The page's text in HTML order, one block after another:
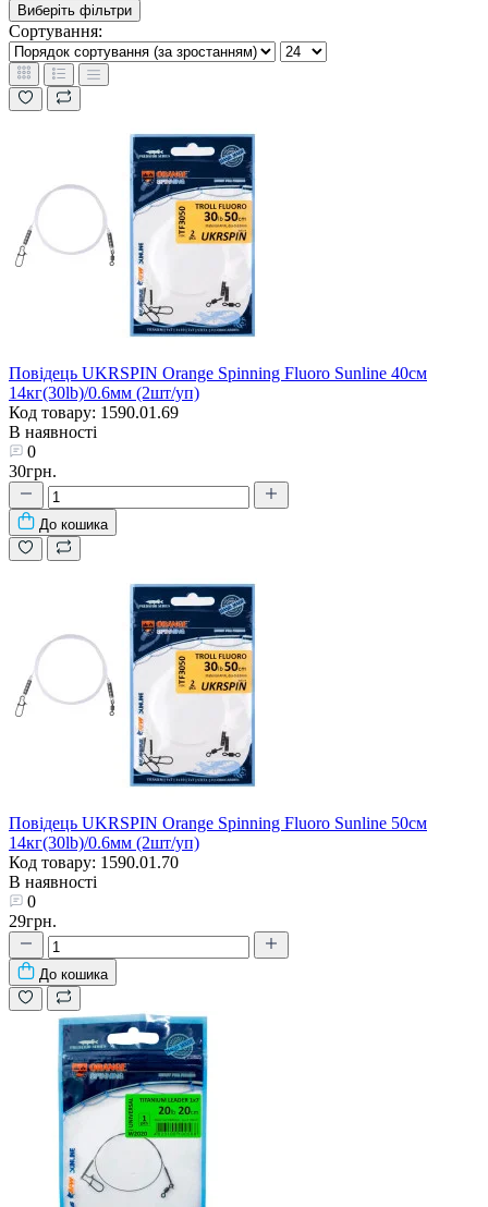
Виберіть фільтри
Сортування:
Повідець UKRSPIN Orange Spinning Fluoro Sunline 40см
14кг(30lb)/0.6мм (2шт/уп)
Код товару: 1590.01.69
В наявності
0
30грн.
До кошика
Повідець UKRSPIN Orange Spinning Fluoro Sunline 50см
14кг(30lb)/0.6мм (2шт/уп)
Код товару: 1590.01.70
В наявності
0
29грн.
До кошика